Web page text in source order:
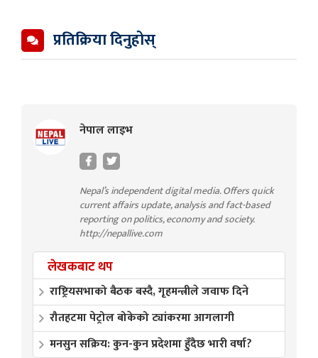
प्रतिक्रिया दिनुहोस्
नेपाल लाइभ
Nepal’s independent digital media. Offers quick
current affairs update, analysis and fact-based
reporting on politics, economy and society.
http://nepallive.com
लेखकबाट थप
राष्ट्रियसभाको बैठक बस्दै, गृहमन्त्रीले जवाफ दिने
रौतहटमा पेट्रोल बोकेको ट्यांकरमा आगलागी
मनसुन सक्रिय: कुन-कुन प्रदेशमा हुँदैछ भारी वर्षा?